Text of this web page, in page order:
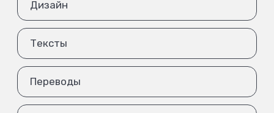
Дизайн
Тексты
Переводы